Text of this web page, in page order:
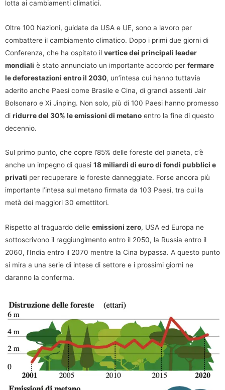
lotta ai cambiamenti climatici.
Oltre 100 Nazioni, guidate da USA e UE, sono a lavoro per
combattere il cambiamento climatico. Dopo i primi due giorni di
Conferenza, che ha ospitato il vertice dei principali leader
mondiali è stato annunciato un importante accordo per fermare
le deforestazioni entro il 2030, un’intesa cui hanno tuttavia
aderito anche Paesi come Brasile e Cina, di grandi assenti Jair
Bolsonaro e Xi Jinping. Non solo, più di 100 Paesi hanno promesso
di ridurre del 30% le emissioni di metano entro la fine di questo
decennio.
Sul primo punto, che copre l’85% delle foreste del pianeta, c’è
anche un impegno di quasi 18 miliardi di euro di fondi pubblici e
privati per recuperare le foreste danneggiate. Forse ancora più
importante l’intesa sul metano firmata da 103 Paesi, tra cui la
metà dei maggiori 30 emettitori.
Rispetto al traguardo delle emissioni zero, USA ed Europa ne
sottoscrivono il raggiungimento entro il 2050, la Russia entro il
2060, l’India entro il 2070 mentre la Cina bypassa. A questo punto
si mira a una serie di intese di settore e i prossimi giorni ne
daranno la conferma.